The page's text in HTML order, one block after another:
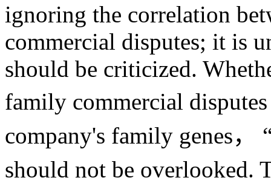
ignoring the correlation
commercial disputes; it is
should be criticized.
family commercial
company's family genes，
should not be overlooked.